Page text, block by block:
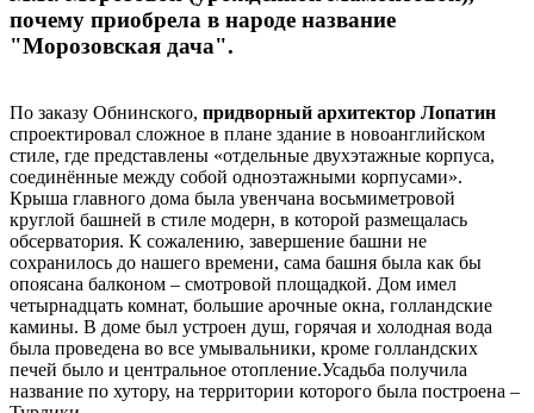
почему приобрела в народе название
"Морозовская дача".
По заказу Обнинского, придворный архитектор Лопатин
спроектировал сложное в плане здание в новоанглийском
стиле, где представлены «отдельные двухэтажные корпуса,
соединённые между собой одноэтажными корпусами».
Крыша главного дома была увенчана восьмиметровой
круглой башней в стиле модерн, в которой размещалась
обсерватория. К сожалению, завершение башни не
сохранилось до нашего времени, сама башня была как бы
опоясана балконом – смотровой площадкой. Дом имел
четырнадцать комнат, большие арочные окна, голландские
камины. В доме был устроен душ, горячая и холодная вода
была проведена во все умывальники, кроме голландских
печей было и центральное отопление.Усадьба получила
название по хутору, на территории которого была построена –